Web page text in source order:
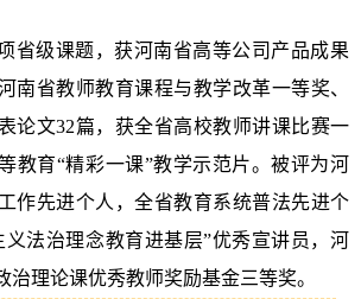
省级课题，获河南省高等公司产品成果
南省教师教育课程与教学改革一等奖、
论文32篇，获全省高校教师讲课比赛一
教育“精彩一课”教学示范片。被评为河
作先进个人，全省教育系统普法先进个
义法治理念教育进基层”优秀宣讲员，河
治理论课优秀教师奖励基金三等奖。